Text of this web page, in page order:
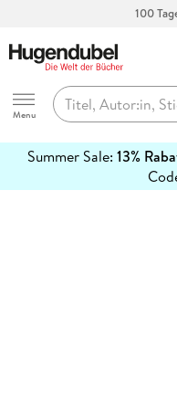
100
Hugendubel
Menu
Summer Sale: 13%
erfahren